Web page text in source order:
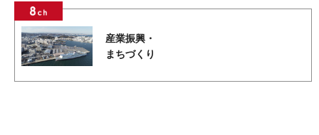
産業振興・
まちづくり